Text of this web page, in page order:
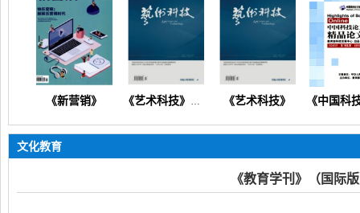
《新营销》 《艺术科技》（文化产业人文科技美学技术创新管理文艺教研） 《艺术科技》
文化教育
《教育学刊》（国际